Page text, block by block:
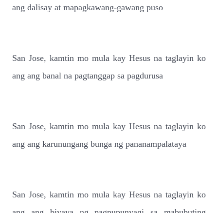
ang dalisay at mapagkawang-gawang puso
San Jose, kamtin mo mula kay Hesus na taglayin ko
ang ang banal na pagtanggap sa pagdurusa
San Jose, kamtin mo mula kay Hesus na taglayin ko
ang ang karunungang bunga ng pananampalataya
San Jose, kamtin mo mula kay Hesus na taglayin ko